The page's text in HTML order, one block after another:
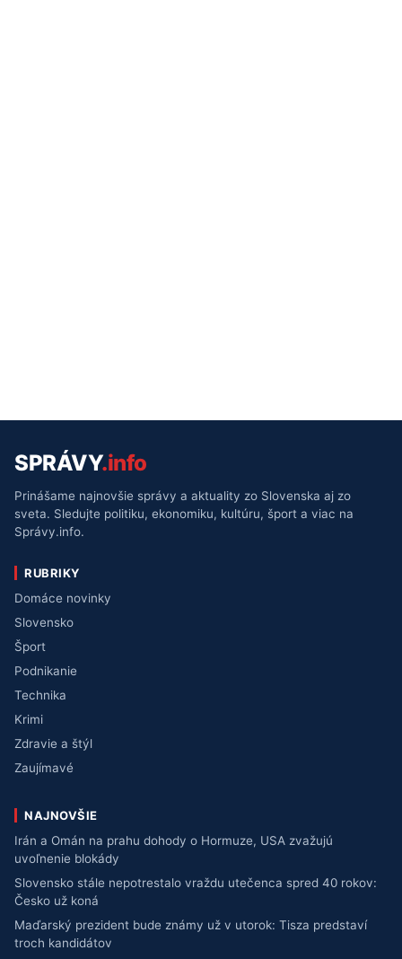
SPRÁVY.info
Prinášame najnovšie správy a aktuality zo Slovenska aj zo
sveta. Sledujte politiku, ekonomiku, kultúru, šport a viac na
Správy.info.
RUBRIKY
Domáce novinky
Slovensko
Šport
Podnikanie
Technika
Krimi
Zdravie a štýl
Zaujímavé
NAJNOVŠIE
Irán a Omán na prahu dohody o Hormuze, USA zvažujú
uvoľnenie blokády
Slovensko stále nepotrestalo vraždu utečenca spred 40 rokov:
Česko už koná
Maďarský prezident bude známy už v utorok: Tisza predstaví
troch kandidátov